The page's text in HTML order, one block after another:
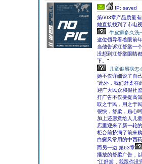
IP: saved
第603章产品质量
她直接找到了市电
牛皮癣多久洗
这位领导看着眼前
当他告诉江舒棠一
没想到江舒棠眼睛
下。”
儿童银屑病怎
她不仅详细说了自
“此外，我们舒柔在
迎广大民众和报社
打广告不仅要提高
取之于民，用之于
很快，舒柔，贴心
加上还愿意给人儿
店里迎来了新一轮
柜台前挤满了前来
白癜风常用的中西药
而另一边,第63章
播放的舒柔广告，
“江舒棠，我跟你没